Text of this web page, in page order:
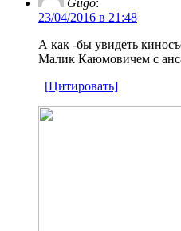
23/04/2016 в 21:48
А как -бы увидеть
Малик Каюмовичем с
[Цитировать]